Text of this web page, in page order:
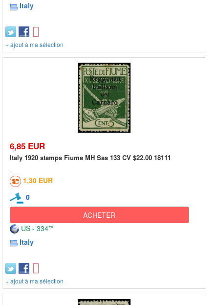
Italy
+ ajout à ma sélection
6,85 EUR
Italy 1920 stamps Fiume MH Sas 133 CV $22.00 18111
1,30 EUR
0
ACHETER
US - 334**
Italy
+ ajout à ma sélection